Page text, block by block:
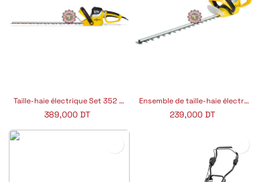
Taille-haie électrique Set 352 E GARLAND
389,000DT
Ensemble de taille-haie électrique First E GARLAND
239,000 DT